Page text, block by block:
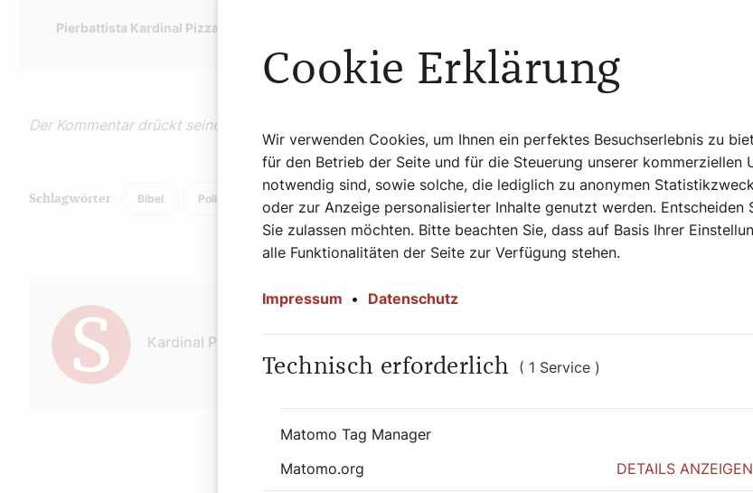
Pierbattista Kardinal Pizzaballa
Der Kommentar drückt seine persönliche Meinung aus!
Schlagwörter Bibel Politik
Kardinal Pizzaballa
Cookie Erklärung
Wir verwenden Cookies, um Ihnen ein perfektes Besuchserlebnis zu
für den Betrieb der Seite und für die Steuerung unserer kommerziellen
notwendig sind, sowie solche, die lediglich zu anonymen
oder zur Anzeige personalisierter Inhalte genutzt werden. Entscheiden
Sie zulassen möchten. Bitte beachten Sie, dass auf Basis Ihrer
alle Funktionalitäten der Seite zur Verfügung stehen.
Impressum • Datenschutz
Technisch erforderlich ( 1 Service )
Matomo Tag Manager
Matomo.org
DETAILS ANZEIGEN